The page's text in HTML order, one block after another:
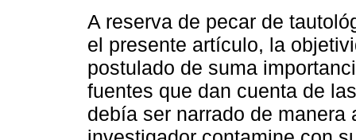
A reserva de pecar de
el presente artículo, la
postulado de suma
fuentes que dan cuenta de
debía ser narrado de